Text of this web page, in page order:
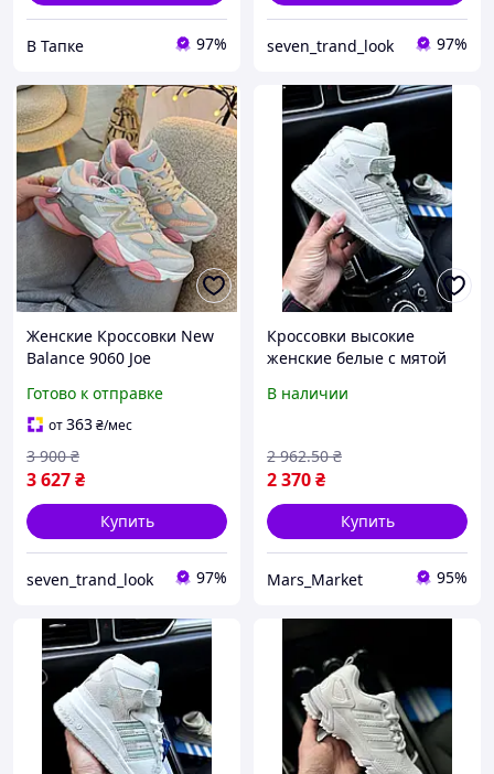
В Тапке 97% seven_trand_look 97%
Женские Кроссовки New
Balance 9060 Joe
Baby Shower Blue 36-41
Готово к отправке
от363₴/мес
3 627₴
3 900 ₴
Купить
seven_trand_look 97%
Кроссовки высокие
женские белые с мятой
mid
В наличии
2 370₴
2 962.50 ₴
Купить
Mars_Market 95%